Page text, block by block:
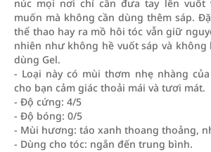
núc mọi nơi chỉ cần đưa tay lên vuốt
muốn mà không cần dùng thêm sáp.
thể thao hay ra mồ hôi tóc vẫn giữ
nhiên như không hề vuốt sáp và
dùng Gel.
- Loại này có mùi thơm nhẹ nhàng
cho bạn cảm giác thoải mái và tươi mát.
- Độ cứng: 4/5
- Độ bóng: 0/5
- Mùi hương: táo xanh thoang thoảng,
- Dùng cho tóc: ngắn đến trung bình.